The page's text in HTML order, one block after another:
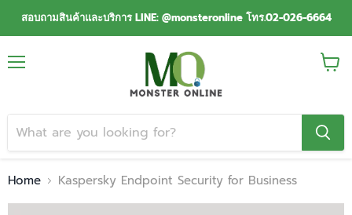
สอบถามสินค้าและบริการ LINE: @monsteronline โทร.02-026-6664
View
Home Kaspersky Endpoint Security for Business